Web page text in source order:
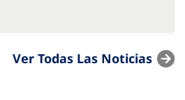
Ver Todas Las Noticias